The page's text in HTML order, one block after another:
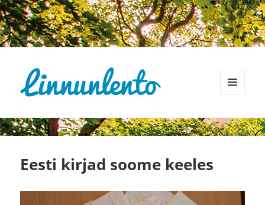
WIDGETS
Eesti kirjad soome keeles